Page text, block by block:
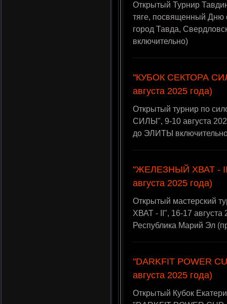
Открытый Турнир
тяге, посвященный Дню
город Тавда,
включительно)
"КУБОК СЕКТОРА
августа 2025 года)
Открытый турнир по
СИЛЫ", 9-10 августа
до ЭЛИТЫ
"ЖЕЛЕЗНЫЙ ХВАТ -
августа 2025 года)
Открытый мастерский
ХВАТ - II", 16-17
Республика Марий Эл
"DARKFIT POWER
августа 2025 года)
Открытый Кубок